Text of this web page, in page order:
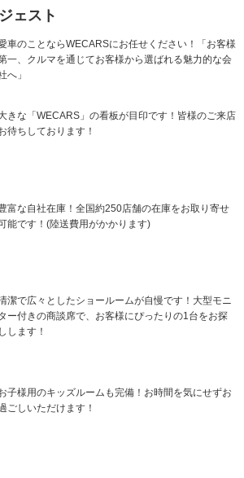
ェスト
車のことならWECARSにお任せください！「お客様
一、クルマを通じてお客様から選ばれる魅力的な会
へ」
きな「WECARS」の看板が目印です！皆様のご来店
待ちしております！
富な自社在庫！全国約250店舗の在庫をお取り寄せ
能です！(陸送費用がかかります)
潔で広々としたショールームが自慢です！大型モニ
ー付きの商談席で、お客様にぴったりの1台をお探
しします！
子様用のキッズルームも完備！お時間を気にせずお
ごしいただけます！